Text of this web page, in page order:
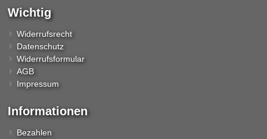
Wichtig
Widerrufsrecht
Datenschutz
Widerrufsformular
AGB
Impressum
Informationen
Bezahlen